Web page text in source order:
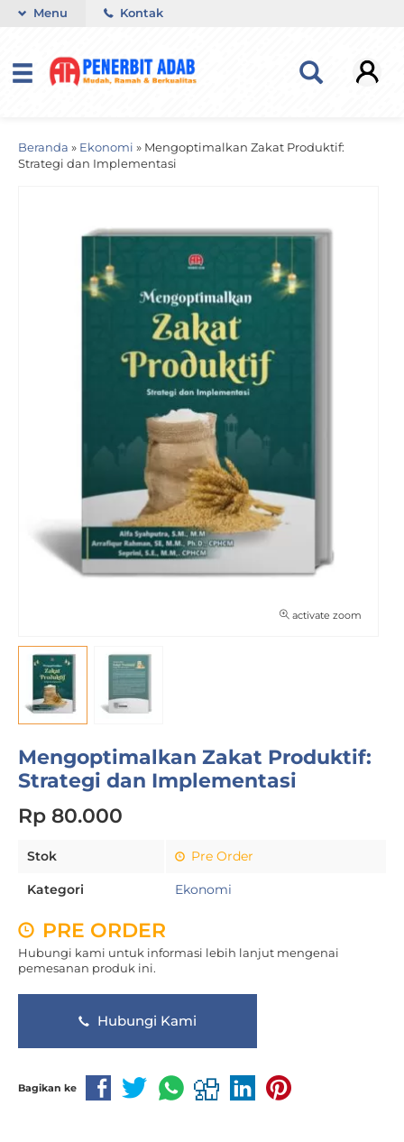
Menu Kontak
Beranda » Ekonomi » Mengoptimalkan Zakat Produktif:
Strategi dan Implementasi
activate zoom
Mengoptimalkan Zakat Produktif:
Strategi dan Implementasi
Rp 80.000
Stok Pre Order
Kategori Ekonomi
PRE ORDER
Hubungi kami untuk informasi lebih lanjut mengenai
pemesanan produk ini.
Hubungi Kami
Bagikan ke